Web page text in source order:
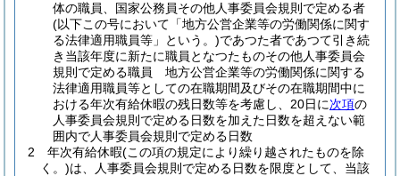
体の職員、国家公務員その他人事委員会規則で定める者
(以下この号において「地方公営企業等の労働関係に関す
る法律適用職員等」という。)であつた者であつて引き続
き当該年度に新たに職員となつたものその他人事委員会
規則で定める職員 地方公営企業等の労働関係に関する
法律適用職員等としての在職期間及びその在職期間中に
おける年次有給休暇の残日数等を考慮し、20日に次項の
人事委員会規則で定める日数を加えた日数を超えない範
囲内で人事委員会規則で定める日数
2
年次有給休暇(この項の規定により繰り越されたものを除
く。)は、人事委員会規則で定める日数を限度として、当該